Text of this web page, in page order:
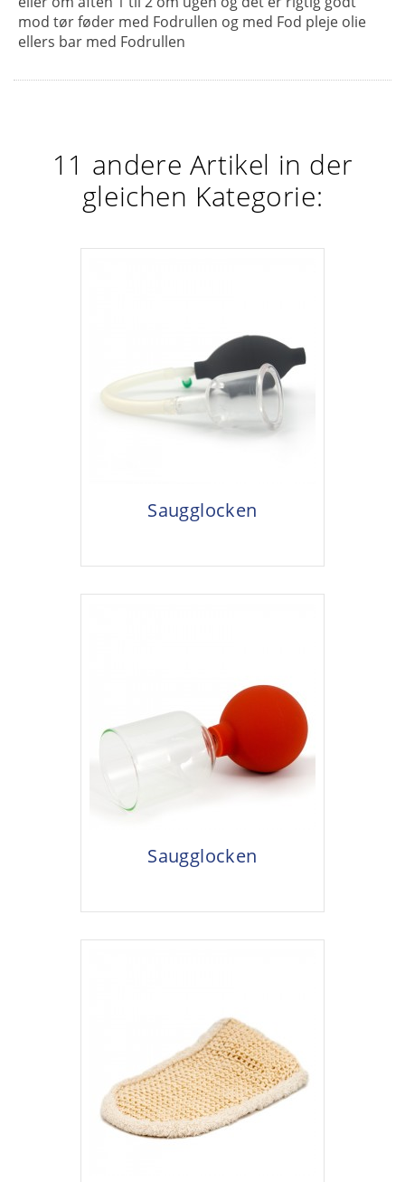
mod tør føder med Fodrullen og med Fod pleje olie
ellers bar med Fodrullen
11 andere Artikel in der
gleichen Kategorie:
Saugglocken
Saugglocken